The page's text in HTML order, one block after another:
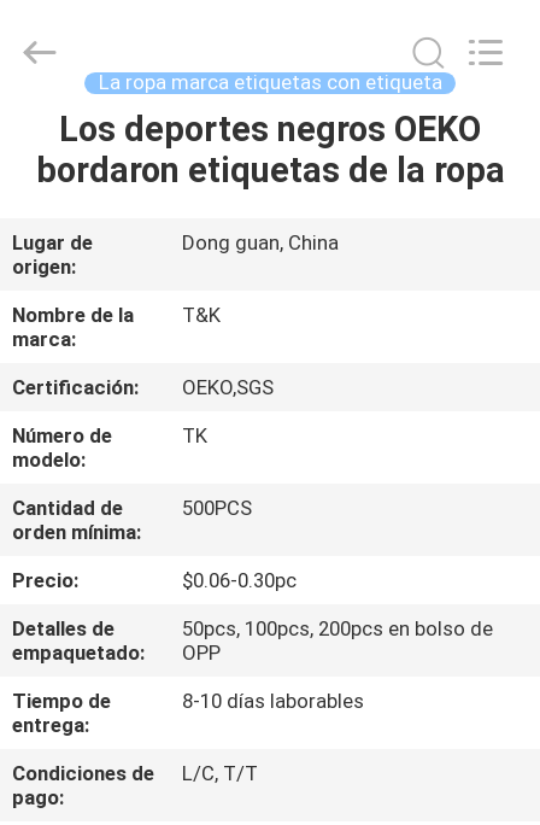
HOGAR
SOBRE
NOSOTROS
VIAJE
DE
FÁBRICA
CONTROL
DE
CALIDAD
ÉNTRENOS
EN
Garment
Accessories
La ropa marca etiquetas con etiqueta
Los deportes negros OEKO
bordaron etiquetas de la ropa
Lugar de
origen:
Dong guan, China
Nombre de la
marca:
T&K
Certificación:
OEKO,SGS
Número de
modelo:
TK
Cantidad de
orden mínima:
500PCS
Precio:
$0.06-0.30pc
Detalles de
empaquetado:
50pcs, 100pcs, 200pcs en bolso de
OPP
Tiempo de
entrega:
8-10 días laborables
Condiciones de
pago:
L/C, T/T